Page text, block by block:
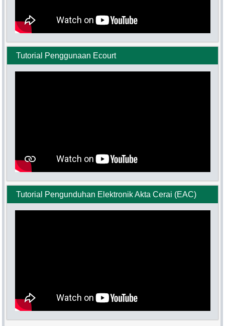
Tutorial Penggunaan Ecourt
Tutorial Pengunduhan Elektronik Akta Cerai (EAC)